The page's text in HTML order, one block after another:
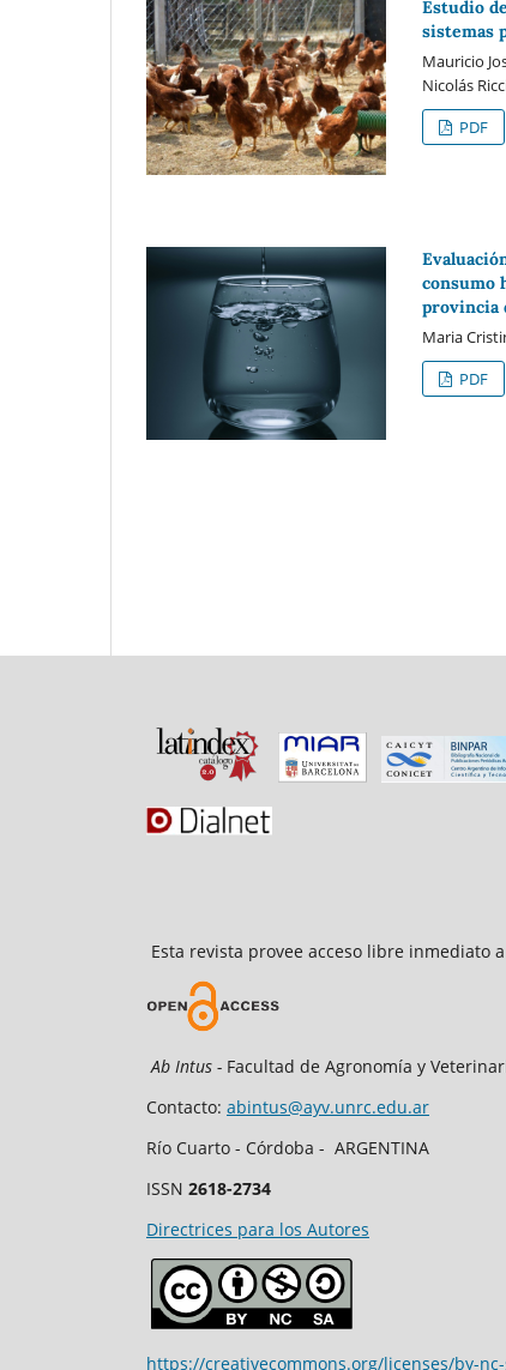
Estudio
sistemas
Mauricio
Nicolás
PDF
consumo
provincia
Maria
PDF
Esta revista provee acceso libre
Ab Intus - Facultad de Agronomía y
Contacto: abintus@ayv.unrc.edu.ar
Río Cuarto - Córdoba - ARGENTINA
ISSN 2618-2734
Directrices para los Autores
https://creativecommons.org/licenses/by-